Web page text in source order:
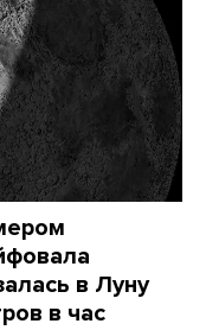
в Луну
в час